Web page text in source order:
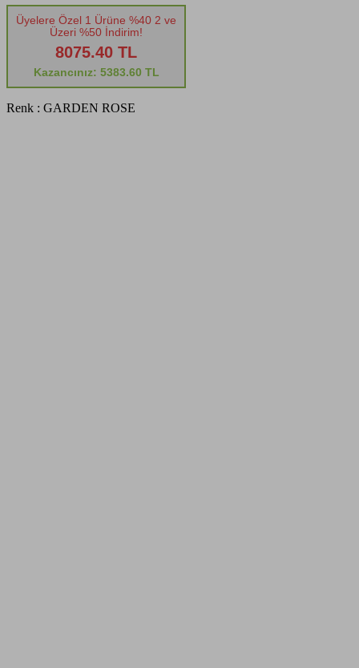
Üyelere Özel 1 Ürüne %40 2 ve
Üzeri %50 İndirim!
8075.40 TL
Kazancınız: 5383.60 TL
Renk : GARDEN ROSE